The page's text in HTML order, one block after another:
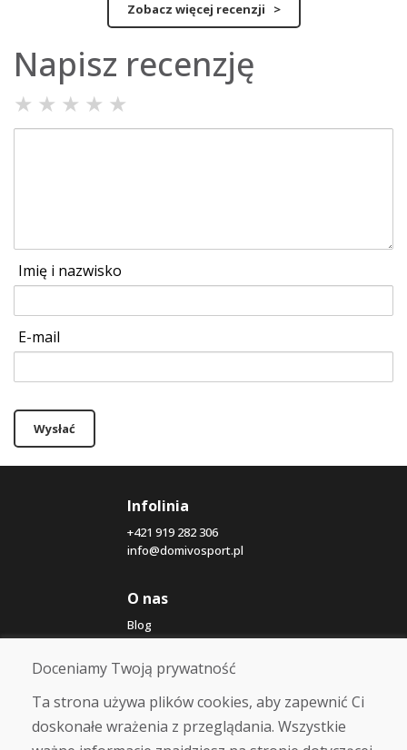
Zobacz więcej recenzji >
Napisz recenzję
★ ★ ★ ★ ★
Imię i nazwisko
E-mail
Wysłać
Infolinia
+421 919 282 306
info@domivosport.pl
O nas
Blog
O nas
Sklep
Kontakt
Zakup
Doceniamy Twoją prywatność
Ta strona używa plików cookies, aby zapewnić Ci
doskonałe wrażenia z przeglądania. Wszystkie